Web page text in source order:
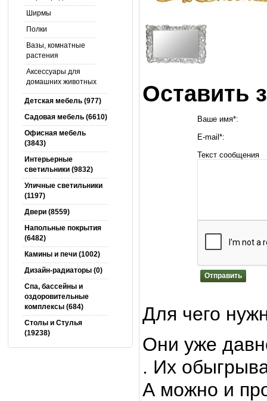
Ширмы
Полки
Вазы, комнатные
растения
Аксессуары для
домашних животных
Детская мебель (977)
Садовая мебель (6610)
Офисная мебель
(3843)
Интерьерные
светильники (9832)
Уличные светильники
(1197)
Двери (8559)
Напольные покрытия
(6482)
Камины и печи (1002)
Дизайн-радиаторы (0)
Спа, бассейны и
оздоровительные
комплексы (684)
Столы и Cтулья
(19238)
Оставить
Ваше имя*:
E-mail*:
Текст сообщения
Отправить
Для чего
Они уже
. Их
А можно и